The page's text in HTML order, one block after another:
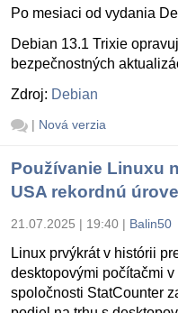
Po mesiaci od vydania
Debian 13.1 Trixie
bezpečnostných
Zdroj: Debian
| Nová verzia
Používanie Linuxu
USA rekordnú
21.07.2025 | 19:40 | Balin50
Linux prvýkrát v histórii
desktopovými počítačmi
spoločnosti StatCounter